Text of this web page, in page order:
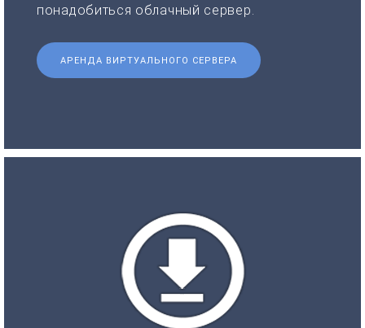
понадобиться облачный сервер.
АРЕНДА ВИРТУАЛЬНОГО СЕРВЕРА